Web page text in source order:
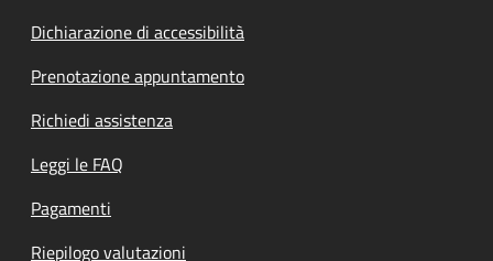
Dichiarazione di accessibilità
Prenotazione appuntamento
Richiedi assistenza
Leggi le FAQ
Pagamenti
Riepilogo valutazioni